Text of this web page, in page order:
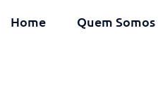
Home Quem Somos
de Calor